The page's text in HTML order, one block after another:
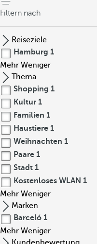
Filtern nach
Reiseziele
Hamburg 1
Mehr Weniger
Thema
Shopping 1
Kultur 1
Familien 1
Haustiere 1
Weihnachten 1
Paare 1
Stadt 1
Kostenloses WLAN 1
Mehr Weniger
Marken
Barceló 1
Mehr Weniger